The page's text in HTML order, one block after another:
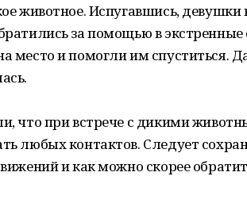
животное. Испугавшись,
за помощью в
место и помогли им спуститься.
что при встрече с дикими
любых контактов. Следует
и как можно скорее